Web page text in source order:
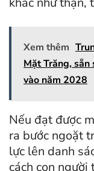
Xem thêm
Mặt Trăng, sẵn
vào năm 2028
Nếu đạt được
ra bước ngoặt
lực lên danh
cách con